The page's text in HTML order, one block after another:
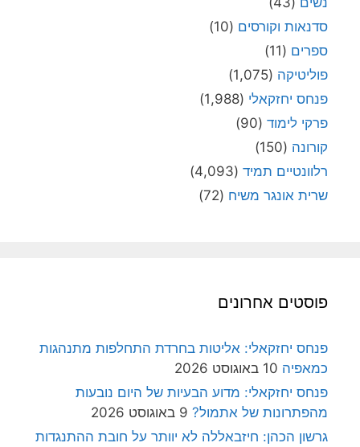
סדנאות וקורסים (10)
ספרים (11)
פוליטיקה (1,075)
פנחס יחזקאלי (1,988)
פרקי לימוד (90)
קורונה (150)
רלוונטיים תמיד (4,093)
שרית אונגר משיח (72)
פוסטים אחרונים
פנחס יחזקאלי: אליטות בחרדת התחלפות מתנהגות
כמאפיה 10 באוגוסט 2026
פנחס יחזקאלי: מדוע הבעיות של היום נובעות
מהפתרונות של אתמול? 9 באוגוסט 2026
גרשון הכהן: חיזבאללה לא יוותר על חובת ההתנגדות